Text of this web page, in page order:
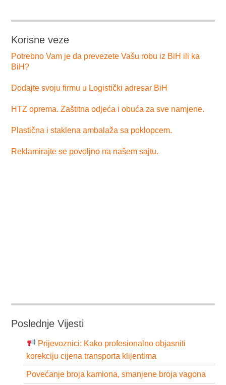
Korisne veze
Potrebno Vam je da prevezete Vašu robu iz BiH ili ka
BiH?
Dodajte svoju firmu u Logistički adresar BiH
HTZ oprema. Zaštitna odjeća i obuća za sve namjene.
Plastična i staklena ambalaža sa poklopcem.
Reklamirajte se povoljno na našem sajtu.
Poslednje Vijesti
Prijevoznici: Kako profesionalno objasniti
korekciju cijena transporta klijentima
Povećanje broja kamiona, smanjene broja vagona